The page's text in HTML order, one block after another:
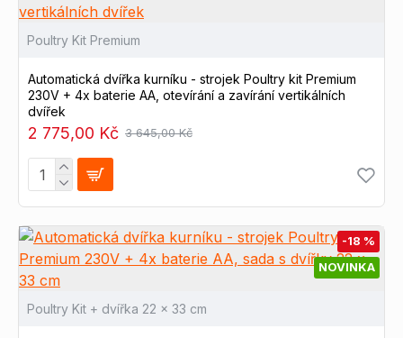
Poultry Kit Premium
Automatická dvířka kurníku - strojek Poultry kit Premium
230V + 4x baterie AA, otevírání a zavírání vertikálních
dvířek
2 775,00 Kč 3 645,00 Kč
NOVINKA
-18 %
Poultry Kit + dvířka 22 x 33 cm